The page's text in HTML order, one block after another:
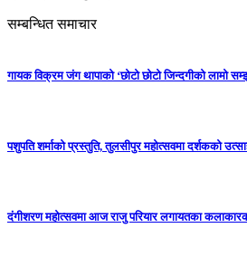
सम्बन्धित समाचार
गायक विक्रम जंग थापाको ‘छोटो छोटो जिन्दगीको लामो
पशुपति शर्माको प्रस्तुति, तुलसीपुर महोत्सवमा दर्शकको
दंगीशरण महोत्सवमा आज राजु परियार लगायतका